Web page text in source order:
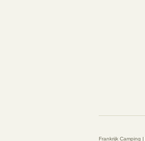
Frankrijk Camping |